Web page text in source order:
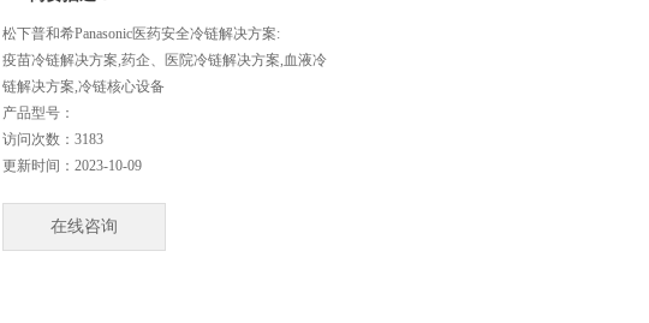
松下普和希Panasonic医药安全冷链解决方案:
疫苗冷链解决方案,药企、医院冷链解决方案,血液冷
链解决方案,冷链核心设备
产品型号：
访问次数： 3183
更新时间： 2023-10-09
在线咨询